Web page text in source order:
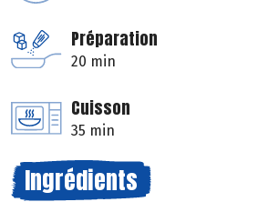
Préparation
20 min
Cuisson
35 min
Ingrédients